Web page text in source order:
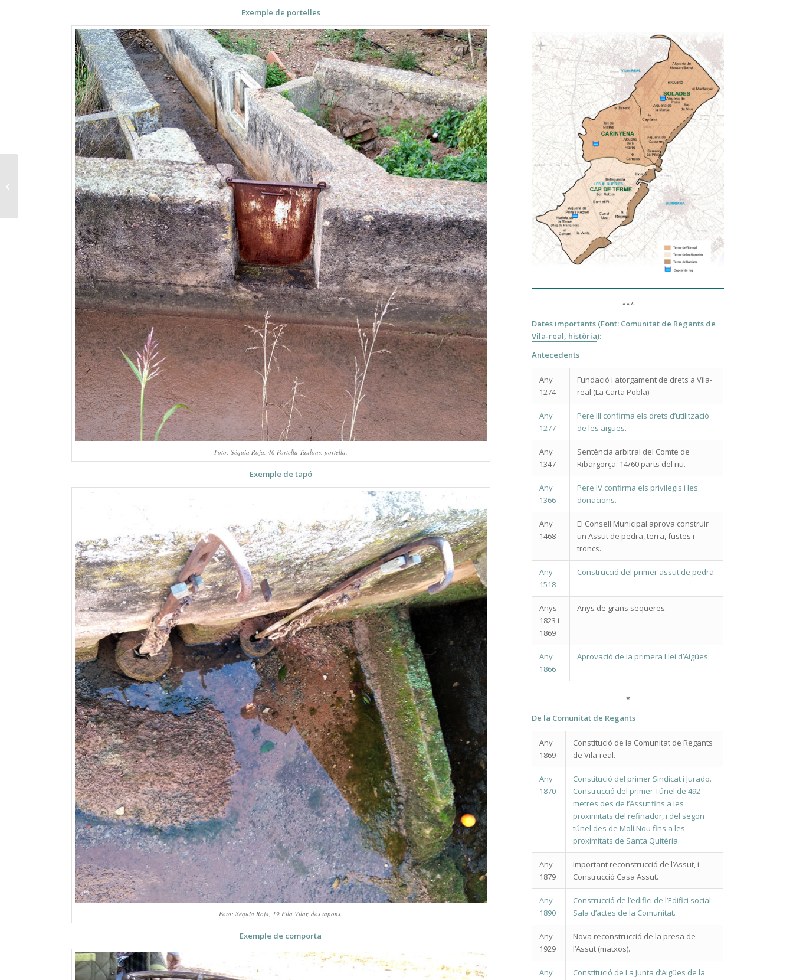
Exemple de portelles
Foto: Sèquia Roja, 46 Portella Taulons, portella.
Exemple de tapó
Foto: Sèquia Roja, 19 Fila Vilar, dos tapons.
Exemple de comporta
***
Dates importants (Font: Comunitat de Regants de
Vila-real, història):
Antecedents
Any
1274
Fundació i atorgament de drets a Vila-
real (La Carta Pobla).
Any
1277
Pere III confirma els drets d’utilització
de les aigües.
Any
1347
Sentència arbitral del Comte de
Ribargorça: 14/60 parts del riu.
Any
1366
Pere IV confirma els privilegis i les
donacions.
Any
1468
El Consell Municipal aprova construir
un Assut de pedra, terra, fustes i
troncs.
Any
1518
Construcció del primer assut de pedra.
Anys
1823 i
1869
Anys de grans sequeres.
Any
1866
Aprovació de la primera Llei d’Aigües.
*
De la Comunitat de Regants
Any
1869
Constitució de la Comunitat de Regants
de Vila-real.
Any
1870
Constitució del primer Sindicat i Jurado.
Construcció del primer Túnel de 492
metres des de l’Assut fins a les
proximitats del refinador, i del segon
túnel des de Molí Nou fins a les
proximitats de Santa Quitèria.
Any
1879
Important reconstrucció de l’Assut, i
Construcció Casa Assut.
Any
1890
Construcció de l’edifici de l’Edifici social
Sala d’actes de la Comunitat.
Any
1929
Nova reconstrucció de la presa de
l’Assut (matxos).
Any
Constitució de La Junta d’Aigües de la
La societat de regs del
“Motor del Niño”